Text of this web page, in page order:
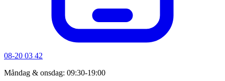
08-20 03 42
Måndag & onsdag: 09:30-19:00